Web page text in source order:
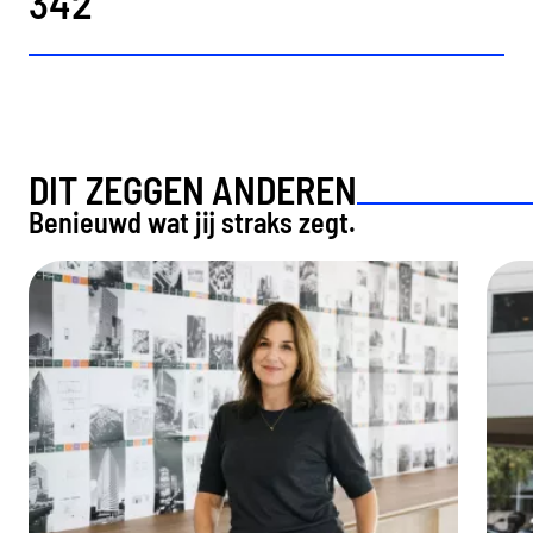
DIT ZEGGEN ANDEREN
Benieuwd wat jij straks zegt.